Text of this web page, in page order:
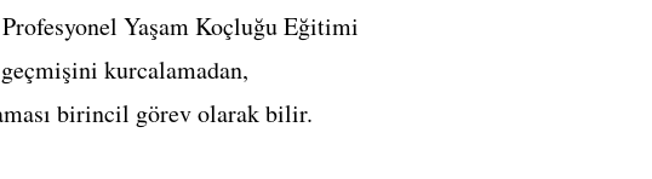
Yaşam Koçluğu Eğitimi
kurcalamadan,
birincil görev olarak bilir.